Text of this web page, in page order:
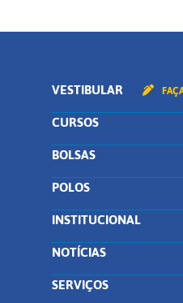
VESTIBULAR
CURSOS
BOLSAS
POLOS
INSTITUCIONAL
NOTÍCIAS
SERVIÇOS